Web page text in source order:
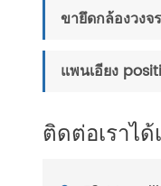
ขายึดกล้องวงจ
แพนเอียง
ติดต่อเราได้